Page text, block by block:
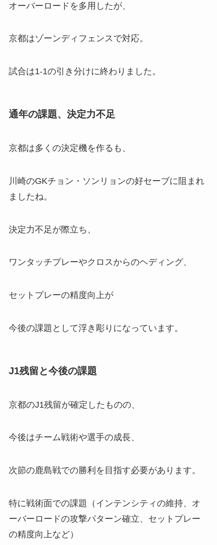
オーバーロードを多用したが、
京都はゾーンディフェンスで対応。
試合は1-1の引き分けに終わりました。
通年の課題、決定力不足
京都は多くの決定機を作るも、
川崎のGKチョン・ソンリョンの好セーブに阻まれ
ましたね。
決定力不足が際立ち、
ワンタッチプレーやクロスからのヘディング、
セットプレーの精度向上が
今後の課題として浮き彫りになっています。
J1残留と今後の課題
京都のJ1残留が確定したものの、
今後はチーム戦術や選手の成長、
次節の鹿島戦での勝利を目指す必要があります。
特に戦術面での課題（インテンシティの維持、オ
ーバーロードの攻撃パターン確立、セットプレー
の精度向上など）